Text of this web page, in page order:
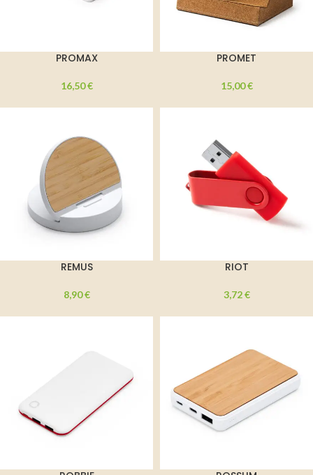
PROMAX
16,50€
PROMET
15,00€
REMUS
8,90€
RIOT
3,72€